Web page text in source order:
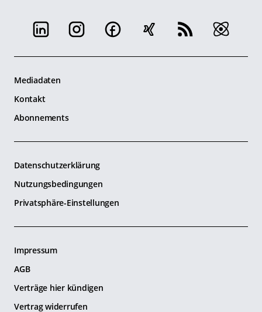
Mediadaten
Kontakt
Abonnements
Datenschutzerklärung
Nutzungsbedingungen
Privatsphäre-Einstellungen
Impressum
AGB
Verträge hier kündigen
Vertrag widerrufen